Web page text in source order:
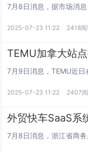
2025-07-23 11:22 2418阅
TEMU加拿大站
2025-07-23 11:22 2407